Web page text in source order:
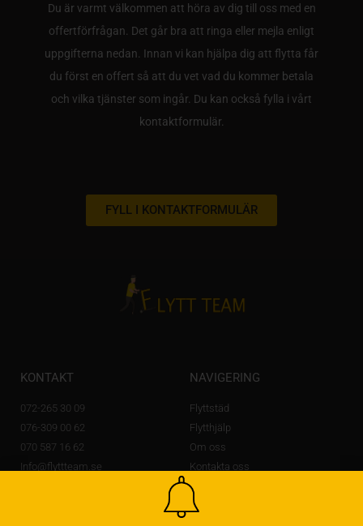
Du är varmt välkommen att höra av dig till oss med en
offertförfrågan. Det går bra att ringa eller mejla enligt
uppgifterna nedan. Innan vi kan hjälpa dig att flytta får
du först en offert så att du vet vad du kommer betala
och vilka tjänster som ingår. Du kan också fylla i vårt
kontaktformulär.
FYLL I KONTAKTFORMULÄR
KONTAKT
072-265 30 09
076-309 00 62
070 587 16 62
Info@flyttteam.se
NAVIGERING
Flyttstäd
Flytthjälp
Om oss
Kontakta oss